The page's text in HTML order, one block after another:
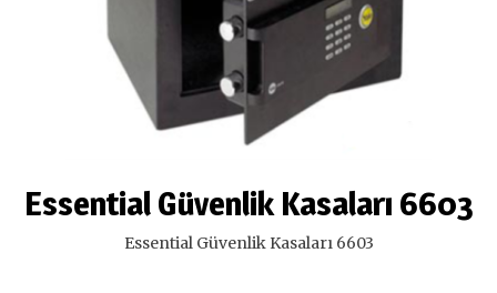
Essential Güvenlik Kasaları 6603
Essential Güvenlik Kasaları 6603